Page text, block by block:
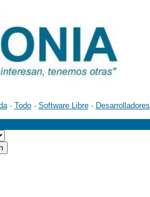
· Todo· Software Libre· Desarrolladores